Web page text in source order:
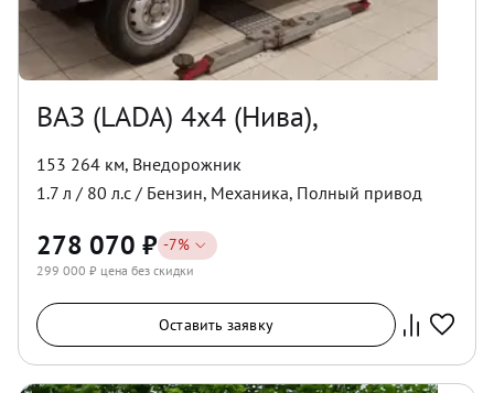
ВАЗ (LADA) 4x4 (Нива),
153 264 км, Внедорожник
1.7 л / 80 л.с / Бензин, Механика, Полный привод
278 070 ₽ -7%
299 000 ₽ цена без скидки
Оставить заявку